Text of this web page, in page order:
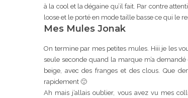
à la cool et la dégaine qu’il fait. Par contre
loose et le porté en mode taille basse ce qui le
Mes Mules Jonak
On termine par mes petites mules. Hiii je les
seule seconde quand la marque m’a
beige, avec des franges et des clous. Que
rapidement 🙂
Ah mais j’allais oublier, vous avez vu mes